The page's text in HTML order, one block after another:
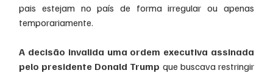
pais estejam no país de forma irregular ou apenas
temporariamente.
A decisão invalida uma ordem executiva assinada
pelo presidente Donald Trump que buscava restringir